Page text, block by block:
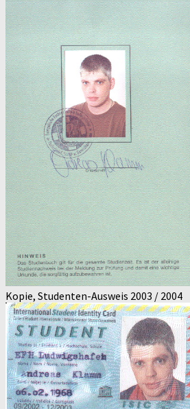
Kopie, Studenten-Ausweis 2003 / 2004